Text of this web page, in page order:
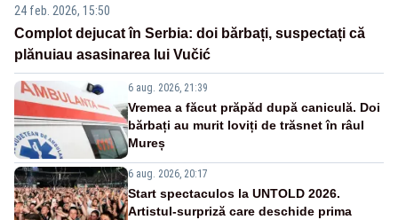
24 feb. 2026, 15:50
Complot dejucat în Serbia: doi bărbați, suspectați că
plănuiau asasinarea lui Vučić
6 aug. 2026, 21:39
Vremea a făcut prăpăd după caniculă. Doi
bărbați au murit loviți de trăsnet în râul
Mureș
6 aug. 2026, 20:17
Start spectaculos la UNTOLD 2026.
Artistul-surpriză care deschide prima